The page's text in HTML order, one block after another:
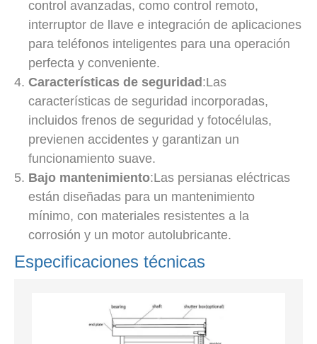
control avanzadas, como control remoto,
interruptor de llave e integración de aplicaciones
para teléfonos inteligentes para una operación
perfecta y conveniente.
Características de seguridad :Las
características de seguridad incorporadas,
incluidos frenos de seguridad y fotocélulas,
previenen accidentes y garantizan un
funcionamiento suave.
Bajo mantenimiento:Las persianas eléctricas
están diseñadas para un mantenimiento
mínimo, con materiales resistentes a la
corrosión y un motor autolubricante.
Especificaciones técnicas